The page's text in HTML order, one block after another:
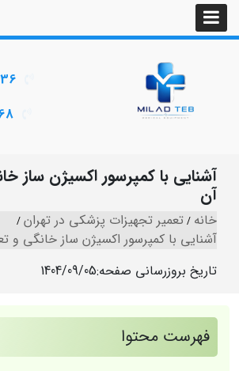
آشنایی با کمپرسور اکسیژن ساز
آن
خانه تعمیر تجهیزات پزشکی در تهران
آشنایی با کمپرسور اکسیژن ساز خانگی و
تاریخ بروزرسانی صفحه:1404/09/05
فهرست محتوا